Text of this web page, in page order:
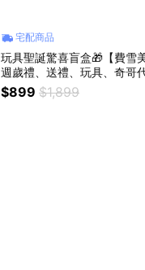
宅配商品
玩具聖誕驚喜盲盒🎁【費雪
週歲禮、送禮、玩具、奇哥
款隨機出貨、聖誕快樂
$899 $1,899